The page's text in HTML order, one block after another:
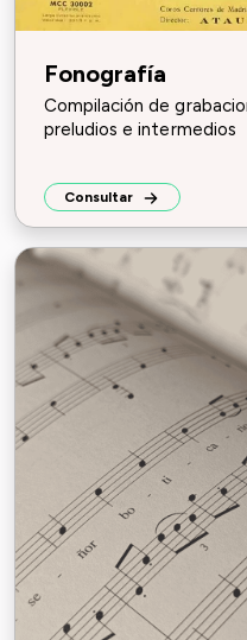
Fonografía
Compilación de
preludios e intermedios
Consultar